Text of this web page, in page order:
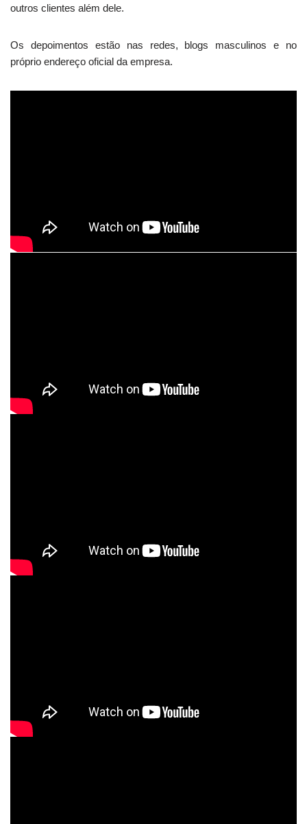
outros clientes além dele.
Os depoimentos estão nas redes, blogs masculinos e no
próprio endereço oficial da empresa.